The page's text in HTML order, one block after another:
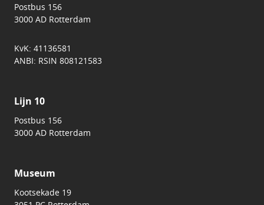
Postbus 156
3000 AD Rotterdam
KvK: 41136581
ANBI: RSIN 808121583
Lijn 10
Postbus 156
3000 AD Rotterdam
Museum
Kootsekade 19